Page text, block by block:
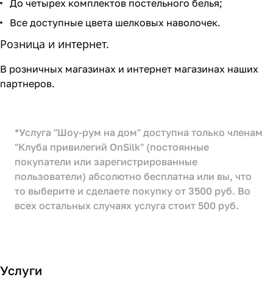
До четырех комплектов постельного белья;
Все доступные цвета шелковых наволочек.
Розница и интернет.
В розничных магазинах и интернет магазинах наших
партнеров.
*Услуга "Шоу-рум на дом" доступна только членам
"Клуба привилегий OnSilk" (постоянные
покупатели или зарегистрированные
пользователи) абсолютно бесплатна или вы, что
то выберите и сделаете покупку от 3500 руб. Во
всех остальных случаях услуга стоит 500 руб.
Услуги